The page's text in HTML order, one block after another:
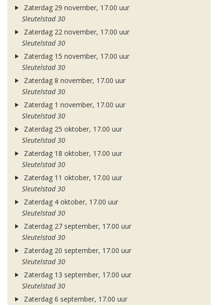
Zaterdag 29 november, 17.00 uur
Sleutelstad 30
Zaterdag 22 november, 17.00 uur
Sleutelstad 30
Zaterdag 15 november, 17.00 uur
Sleutelstad 30
Zaterdag 8 november, 17.00 uur
Sleutelstad 30
Zaterdag 1 november, 17.00 uur
Sleutelstad 30
Zaterdag 25 oktober, 17.00 uur
Sleutelstad 30
Zaterdag 18 oktober, 17.00 uur
Sleutelstad 30
Zaterdag 11 oktober, 17.00 uur
Sleutelstad 30
Zaterdag 4 oktober, 17.00 uur
Sleutelstad 30
Zaterdag 27 september, 17.00 uur
Sleutelstad 30
Zaterdag 20 september, 17.00 uur
Sleutelstad 30
Zaterdag 13 september, 17.00 uur
Sleutelstad 30
Zaterdag 6 september, 17.00 uur